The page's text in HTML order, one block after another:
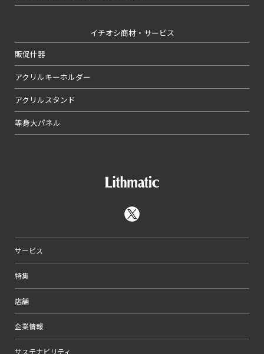
イチオシ商材・サービス
販促什器
アクリルキーホルダー
アクリルスタンド
等身大パネル
サービス
特集
店舗
企業情報
サステナビリティ